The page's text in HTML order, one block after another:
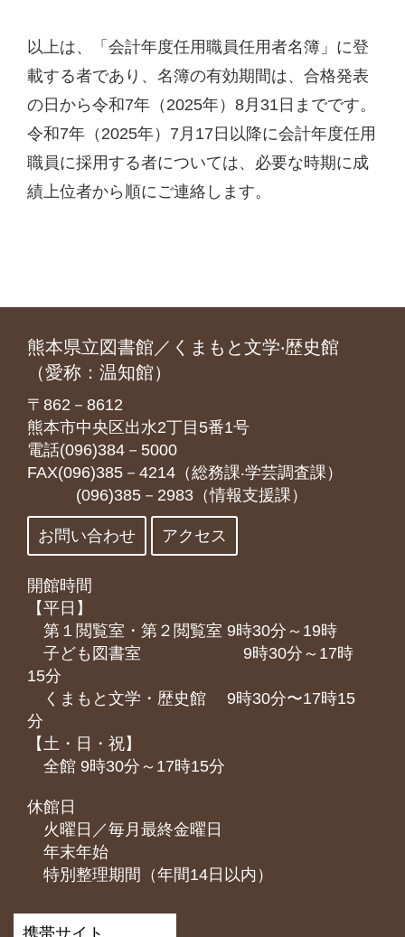
以上は、「会計年度任用職員任用者名簿」に登
載する者であり、名簿の有効期間は、合格発表
の日から令和7年（2025年）8月31日までです。
令和7年（2025年）7月17日以降に会計年度任用
職員に採用する者については、必要な時期に成
績上位者から順にご連絡します。
熊本県立図書館／くまもと文学‧歴史館
（愛称：温知館）
〒862－8612
熊本市中央区出水2丁目5番1号
電話(096)384－5000
FAX(096)385－4214（総務課‧学芸調査課）
(096)385－2983（情報支援課）
お問い合わせ アクセス
開館時間
【平日】
第１閲覧室・第２閲覧室 9時30分～19時
子ども図書室 9時30分～17時
15分
くまもと⽂学・歴史館 9時30分〜17時15
分
【土・日・祝】
全館 9時30分～17時15分
休館日
火曜日／毎月最終金曜日
年末年始
特別整理期間（年間14日以内）